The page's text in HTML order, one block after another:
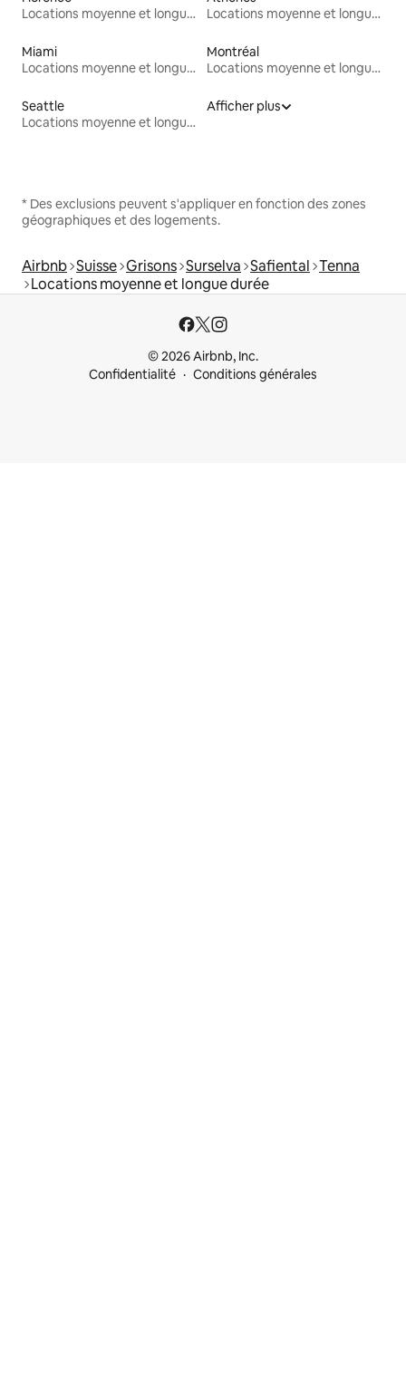
Locations moyenne et longue durée
Locations moyenne et longue durée
Miami
Locations moyenne et longue durée
Montréal
Locations moyenne et longue durée
Seattle
Locations moyenne et longue durée
Afficher plus
* Des exclusions peuvent s'appliquer en fonction des zones
géographiques et des logements.
Airbnb Suisse Grisons Surselva Safiental Tenna
Locations moyenne et longue durée
© 2026 Airbnb, Inc.
Confidentialité
Conditions générales